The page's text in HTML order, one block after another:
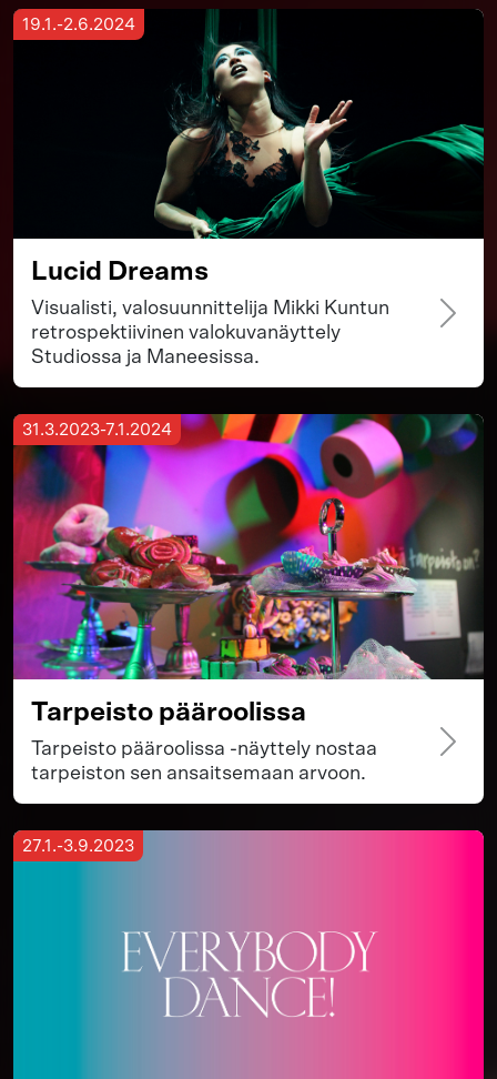
19.1.-2.6.2024
Lucid Dreams
Visualisti, valosuunnittelija Mikki Kuntun
retrospektiivinen valokuvanäyttely
Studiossa ja Maneesissa.
31.3.2023-7.1.2024
Tarpeisto pääroolissa
Tarpeisto pääroolissa -näyttely nostaa
tarpeiston sen ansaitsemaan arvoon.
27.1.-3.9.2023